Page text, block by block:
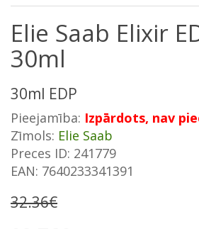
Elie Saab Elixir
30ml
30ml EDP
Pieejamība: Izpārdots, nav
Zīmols: Elie Saab
Preces ID: 241779
EAN: 7640233341391
32.36€